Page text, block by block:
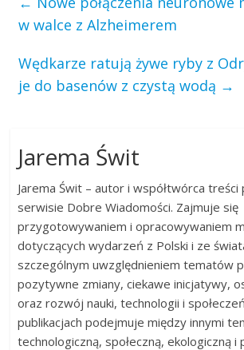
w walce z Alzheimerem
Wędkarze ratują żywe ryby z
je do basenów z czystą wodą →
Jarema Świt
Jarema Świt – autor i współtwórca treści
serwisie Dobre Wiadomości. Zajmuje się
przygotowywaniem i opracowywaniem
dotyczących wydarzeń z Polski i ze
szczególnym uwzględnieniem tematów
pozytywne zmiany, ciekawe inicjatywy,
oraz rozwój nauki, technologii i
publikacjach podejmuje między innymi
technologiczną, społeczną, ekologiczną i